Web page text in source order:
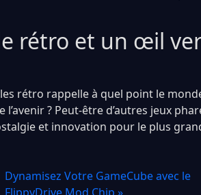
rétro et un œil
rétro rappelle à quel point le
? Peut-être d’autres jeux
et innovation pour le plus
Dynamisez Votre GameCube avec le